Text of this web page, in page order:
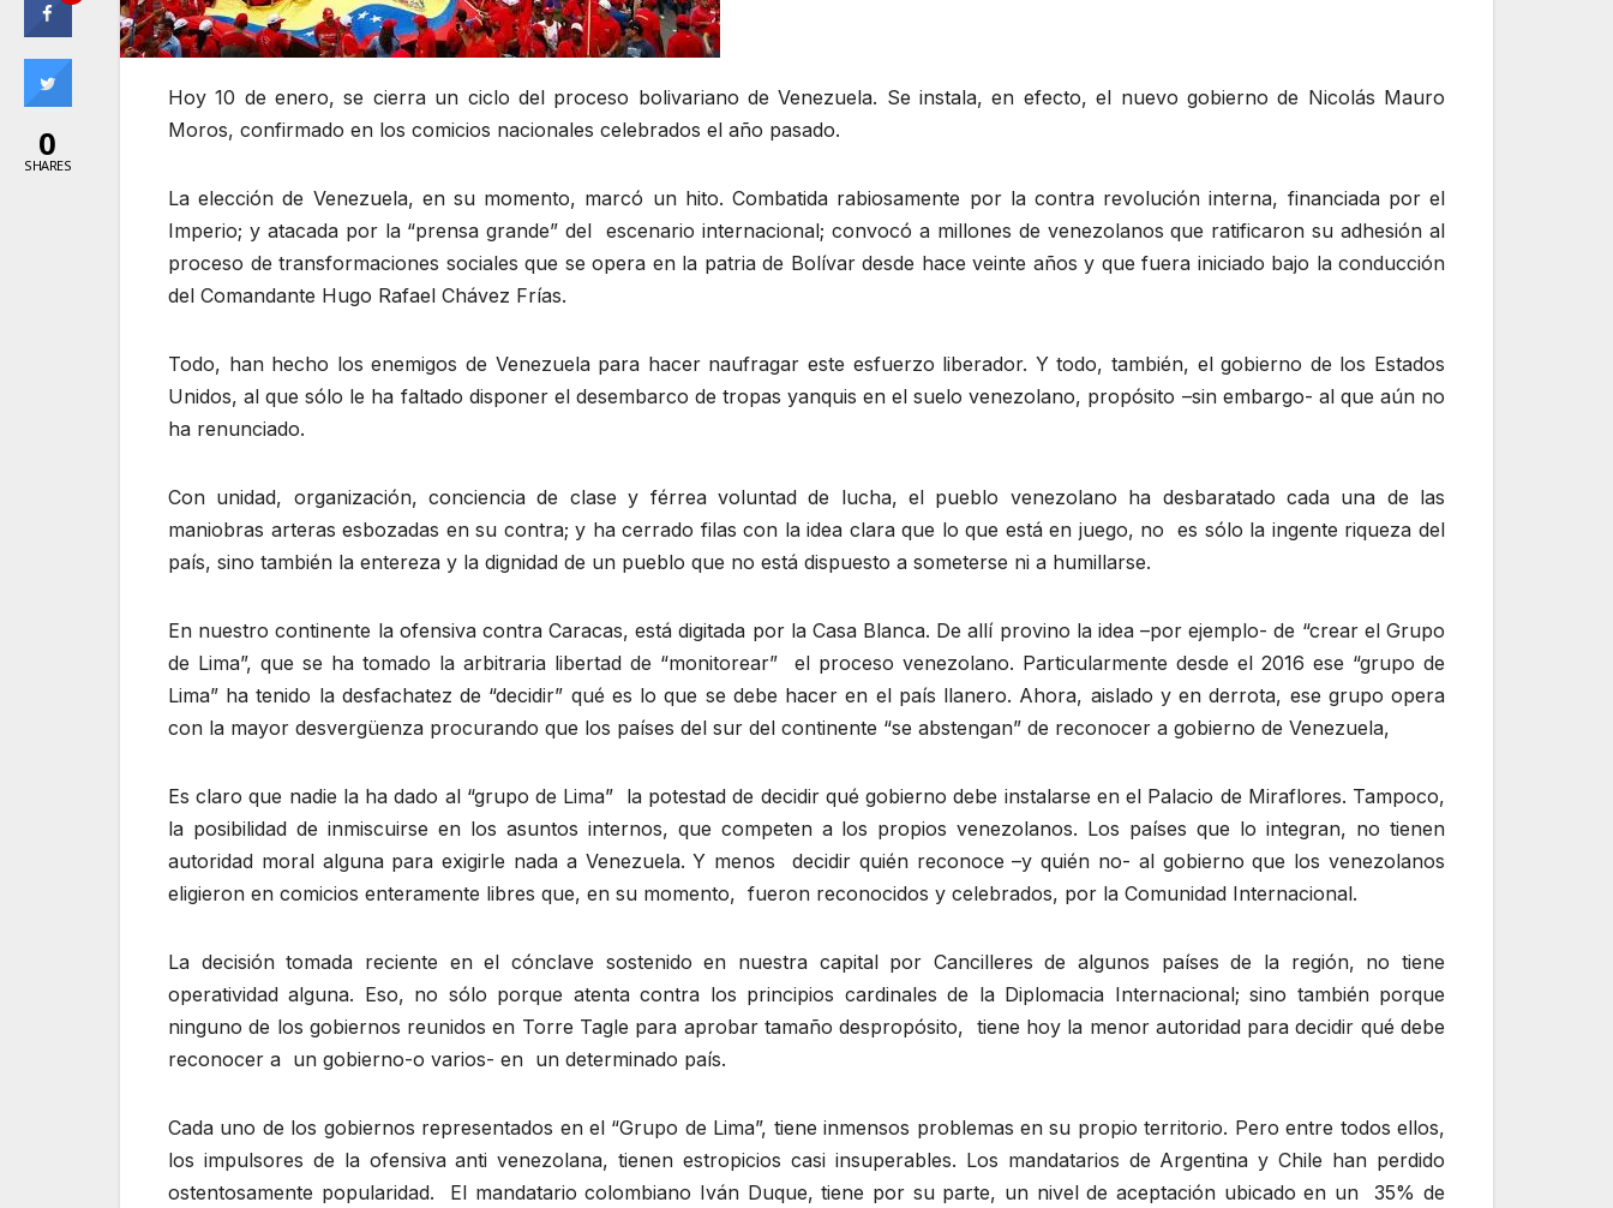
Hoy 10 de enero, se cierra un ciclo del proceso bolivariano de Venezuela. Se instala, en efecto, el nuevo gobierno de Nicolás Mauro
Moros, confirmado en los comicios nacionales celebrados el año pasado.
La elección de Venezuela, en su momento, marcó un hito. Combatida rabiosamente por la contra revolución interna, financiada por el
Imperio; y atacada por la “prensa grande” del escenario internacional; convocó a millones de venezolanos que ratificaron su adhesión al
proceso de transformaciones sociales que se opera en la patria de Bolívar desde hace veinte años y que fuera iniciado bajo la conducción
del Comandante Hugo Rafael Chávez Frías.
Todo, han hecho los enemigos de Venezuela para hacer naufragar este esfuerzo liberador. Y todo, también, el gobierno de los Estados
Unidos, al que sólo le ha faltado disponer el desembarco de tropas yanquis en el suelo venezolano, propósito –sin embargo- al que aún no
ha renunciado.
Con unidad, organización, conciencia de clase y férrea voluntad de lucha, el pueblo venezolano ha desbaratado cada una de las
maniobras arteras esbozadas en su contra; y ha cerrado filas con la idea clara que lo que está en juego, no es sólo la ingente riqueza del
país, sino también la entereza y la dignidad de un pueblo que no está dispuesto a someterse ni a humillarse.
En nuestro continente la ofensiva contra Caracas, está digitada por la Casa Blanca. De allí provino la idea –por ejemplo- de “crear el Grupo
de Lima”, que se ha tomado la arbitraria libertad de “monitorear” el proceso venezolano. Particularmente desde el 2016 ese “grupo de
Lima” ha tenido la desfachatez de “decidir” qué es lo que se debe hacer en el país llanero. Ahora, aislado y en derrota, ese grupo opera
con la mayor desvergüenza procurando que los países del sur del continente “se abstengan” de reconocer a gobierno de Venezuela,
Es claro que nadie la ha dado al “grupo de Lima” la potestad de decidir qué gobierno debe instalarse en el Palacio de Miraflores. Tampoco,
la posibilidad de inmiscuirse en los asuntos internos, que competen a los propios venezolanos. Los países que lo integran, no tienen
autoridad moral alguna para exigirle nada a Venezuela. Y menos decidir quién reconoce –y quién no- al gobierno que los venezolanos
eligieron en comicios enteramente libres que, en su momento, fueron reconocidos y celebrados, por la Comunidad Internacional.
La decisión tomada reciente en el cónclave sostenido en nuestra capital por Cancilleres de algunos países de la región, no tiene
operatividad alguna. Eso, no sólo porque atenta contra los principios cardinales de la Diplomacia Internacional; sino también porque
ninguno de los gobiernos reunidos en Torre Tagle para aprobar tamaño despropósito, tiene hoy la menor autoridad para decidir qué debe
reconocer a un gobierno-o varios- en un determinado país.
Cada uno de los gobiernos representados en el “Grupo de Lima”, tiene inmensos problemas en su propio territorio. Pero entre todos ellos,
los impulsores de la ofensiva anti venezolana, tienen estropicios casi insuperables. Los mandatarios de Argentina y Chile han perdido
ostentosamente popularidad. El mandatario colombiano Iván Duque, tiene por su parte, un nivel de aceptación ubicado en un 35% de
0
SHARES